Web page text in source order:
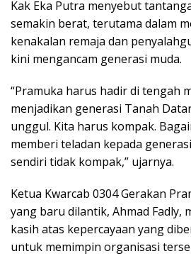
Kak Eka Putra menyebut
semakin berat, terutama dalam
kenakalan remaja dan
kini mengancam generasi muda.
“Pramuka harus hadir di tengah
menjadikan generasi Tanah
unggul. Kita harus kompak.
memberi teladan kepada
sendiri tidak kompak,” ujarnya.
Ketua Kwarcab 0304 Gerakan
yang baru dilantik, Ahmad Fadly,
kasih atas kepercayaan yang
untuk memimpin organisasi